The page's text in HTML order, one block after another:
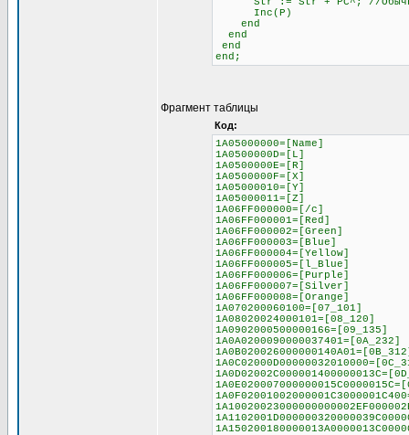
Inc(P)
end
end
end
end;
Фрагмент таблицы
Код:
1A05000000=[Name]
1A0500000D=[L]
1A0500000E=[R]
1A0500000F=[X]
1A05000010=[Y]
1A05000011=[Z]
1A06FF000000=[/c]
1A06FF000001=[Red]
1A06FF000002=[Green]
1A06FF000003=[Blue]
1A06FF000004=[Yellow]
1A06FF000005=[l_Blue]
1A06FF000006=[Purple]
1A06FF000007=[Silver]
1A06FF000008=[Orange]
1A070200060100=[07_101]
1A08020024000101=[08_120]
1A0902000500000166=[09_135]
1A0A0200090000037401=[0A_232]